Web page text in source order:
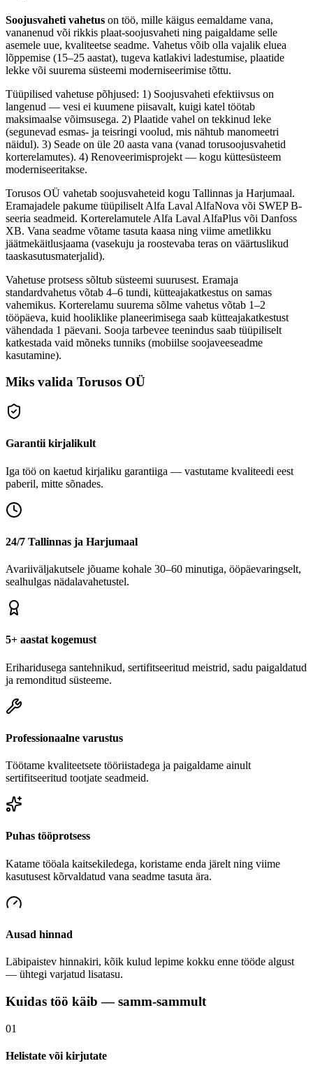
Soojusvaheti vahetus on töö, mille käigus eemaldame vana,
vananenud või rikkis plaat-soojusvaheti ning paigaldame selle
asemele uue, kvaliteetse seadme. Vahetus võib olla vajalik eluea
lõppemise (15–25 aastat), tugeva katlakivi ladestumise, plaatide
lekke või suurema süsteemi moderniseerimise tõttu.
Tüüpilised vahetuse põhjused: 1) Soojusvaheti efektiivsus on
langenud — vesi ei kuumene piisavalt, kuigi katel töötab
maksimaalse võimsusega. 2) Plaatide vahel on tekkinud leke
(segunevad esmas- ja teisringi voolud, mis nähtub manomeetri
näidul). 3) Seade on üle 20 aasta vana (vanad torusoojusvahetid
korterelamutes). 4) Renoveerimisprojekt — kogu küttesüsteem
moderniseeritakse.
Torusos OÜ vahetab soojusvaheteid kogu Tallinnas ja Harjumaal.
Eramajadele pakume tüüpiliselt Alfa Laval AlfaNova või SWEP B-
seeria seadmeid. Korterelamutele Alfa Laval AlfaPlus või Danfoss
XB. Vana seadme võtame tasuta kaasa ning viime ametlikku
jäätmekäitlusjaama (vasekuju ja roostevaba teras on väärtuslikud
taaskasutusmaterjalid).
Vahetuse protsess sõltub süsteemi suurusest. Eramaja
standardvahetus võtab 4–6 tundi, kütteajakatkestus on samas
vahemikus. Korterelamu suurema sõlme vahetus võtab 1–2
tööpäeva, kuid hooliklike planeerimisega saab kütteajakatkestust
vähendada 1 päevani. Sooja tarbevee teenindus saab tüüpiliselt
katkestada vaid mõneks tunniks (mobiilse soojaveeseadme
kasutamine).
Miks valida Torusos OÜ
Garantii kirjalikult
Iga töö on kaetud kirjaliku garantiiga — vastutame kvaliteedi eest
paberil, mitte sõnades.
24/7 Tallinnas ja Harjumaal
Avariiväljakutsele jõuame kohale 30–60 minutiga, ööpäevaringselt,
sealhulgas nädalavahetustel.
5+ aastat kogemust
Eriharidusega santehnikud, sertifitseeritud meistrid, sadu paigaldatud
ja remonditud süsteeme.
Professionaalne varustus
Töötame kvaliteetsete tööriistadega ja paigaldame ainult
sertifitseeritud tootjate seadmeid.
Puhas tööprotsess
Katame tööala kaitsekiledega, koristame enda järelt ning viime
kasutusest kõrvaldatud vana seadme tasuta ära.
Ausad hinnad
Läbipaistev hinnakiri, kõik kulud lepime kokku enne tööde algust
— ühtegi varjatud lisatasu.
Kuidas töö käib — samm-sammult
01
Helistate või kirjutate